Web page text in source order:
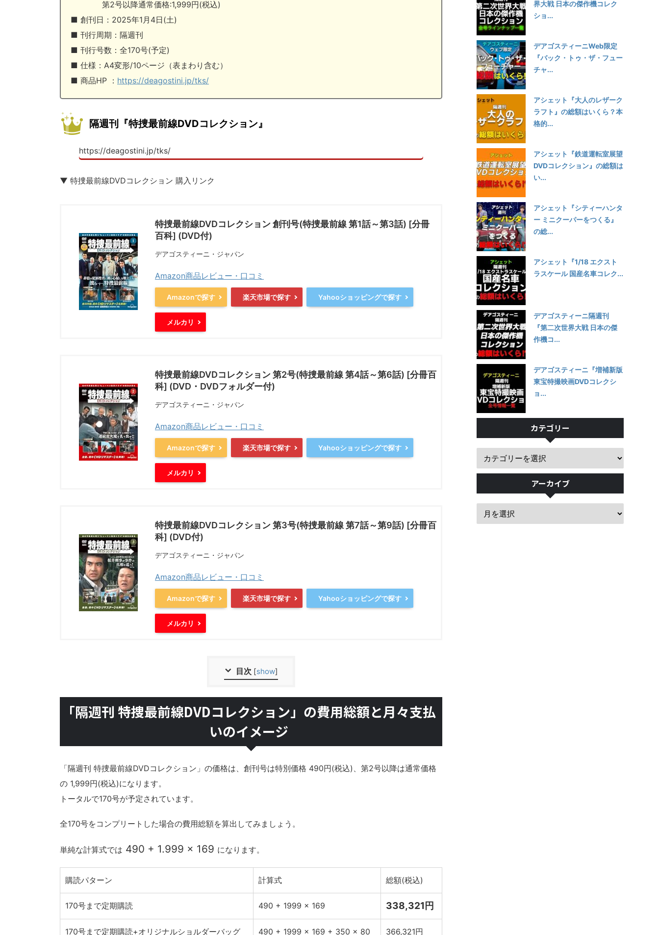
第2号以降通常価格:1,999円(税込)
■ 創刊日：2025年1月4日(土)
■ 刊行周期：隔週刊
■ 刊行号数：全170号(予定)
■ 仕様：A4変形/10ページ（表まわり含む）
■ 商品HP ： https://deagostini.jp/tks/
隔週刊『特捜最前線DVDコレクション』
https://deagostini.jp/tks/
▼ 特捜最前線DVDコレクション 購入リンク
特捜最前線DVDコレクション 創刊号(特捜最前線 第1話～第3話) [分冊
百科] (DVD付)
デアゴスティーニ・ジャパン
Amazon商品レビュー・口コミ
Amazonで探す 楽天市場で探す Yahooショッピングで探す
メルカリ
特捜最前線DVDコレクション 第2号(特捜最前線 第4話～第6話) [分冊百
科] (DVD・DVDフォルダー付)
デアゴスティーニ・ジャパン
Amazon商品レビュー・口コミ
Amazonで探す 楽天市場で探す Yahooショッピングで探す
メルカリ
特捜最前線DVDコレクション 第3号(特捜最前線 第7話～第9話) [分冊百
科] (DVD付)
デアゴスティーニ・ジャパン
Amazon商品レビュー・口コミ
Amazonで探す 楽天市場で探す Yahooショッピングで探す
メルカリ
目次 [show]
「隔週刊 特捜最前線DVDコレクション」の費用総額と月々支払
いのイメージ
「隔週刊 特捜最前線DVDコレクション」の価格は、創刊号は特別価格 490円(税込)、第2号以降は通常価格
の 1,999円(税込)になります。
トータルで170号が予定されています。
全170号をコンプリートした場合の費用総額を算出してみましょう。
単純な計算式では 490 + 1.999 × 169 になります。
購読パターン 計算式 総額(税込)
170号まで定期購読 490 + 1999 × 169 338,321円
170号まで定期購読+オリジナルショルダーバッグ 490 + 1999 × 169 + 350 × 80 366,321円
界大戦 日本の傑作機コレク
ショ...
デアゴスティーニWeb限定
『バック・トゥ・ザ・フュー
チャ...
アシェット『大人のレザーク
ラフト』の総額はいくら？本
格的...
アシェット『鉄道運転室展望
DVDコレクション』の総額は
い...
アシェット『シティーハンタ
ー ミニクーパーをつくる』
の総...
アシェット『1/18 エクスト
ラスケール 国産名車コレク...
デアゴスティーニ隔週刊
『第二次世界大戦 日本の傑
作機コ...
デアゴスティーニ『増補新版
東宝特撮映画DVDコレクシ
ョ...
カテゴリー
アーカイブ